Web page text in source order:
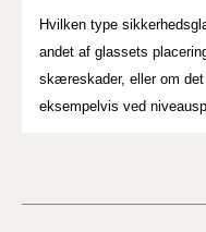
Hvilken type
andet af glassets
skæreskader, eller om
eksempelvis ved